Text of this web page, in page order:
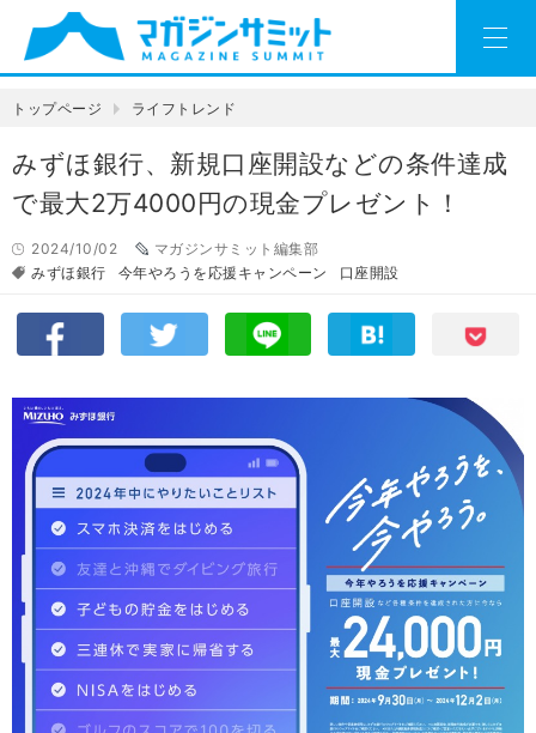
トップページ ライフトレンド
みずほ銀行、新規口座開設などの条件達成
で最大2万4000円の現金プレゼント！
2024/10/02
マガジンサミット編集部
みずほ銀行
今年やろうを応援キャンペーン 口座開設